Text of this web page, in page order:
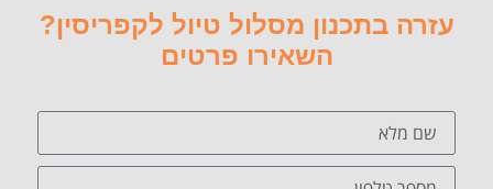
עזרה בתכנון מסלול טיול לקפריסין?
השאירו פרטים